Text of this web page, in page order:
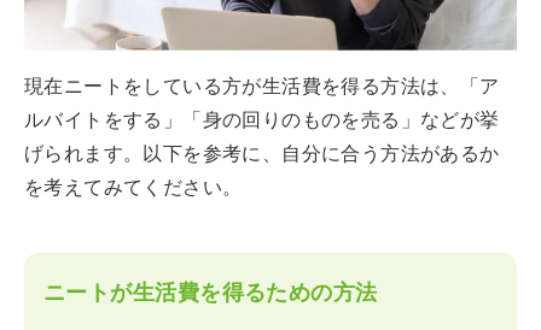
現在ニートをしている方が生活費を得る方法は、「ア
ルバイトをする」「身の回りのものを売る」などが挙
げられます。以下を参考に、自分に合う方法があるか
を考えてみてください。
ニートが生活費を得るための方法